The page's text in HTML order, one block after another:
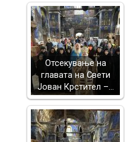
Отсекување на
главата на Свети
Јован Крстител –…